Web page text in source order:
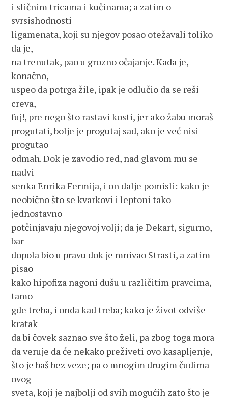
i sličnim tricama i kučinama; a zatim o
svrsishodnosti
ligamenata, koji su njegov posao otežavali toliko
da je,
na trenutak, pao u grozno očajanje. Kada je,
konačno,
uspeo da potrga žile, ipak je odlučio da se reši
creva,
fuj!, pre nego što rastavi kosti, jer ako žabu moraš
progutati, bolje je progutaj sad, ako je već nisi
progutao
odmah. Dok je zavodio red, nad glavom mu se
nadvi
senka Enrika Fermija, i on dalje pomisli: kako je
neobično što se kvarkovi i leptoni tako
jednostavno
potčinjavaju njegovoj volji; da je Dekart, sigurno,
bar
dopola bio u pravu dok je mnivao Strasti, a zatim
pisao
kako hipofiza nagoni dušu u različitim pravcima,
tamo
gde treba, i onda kad treba; kako je život odviše
kratak
da bi čovek saznao sve što želi, pa zbog toga mora
da veruje da će nekako preživeti ovo kasapljenje,
što je baš bez veze; pa o mnogim drugim čudima
ovog
sveta, koji je najbolji od svih mogućih zato što je